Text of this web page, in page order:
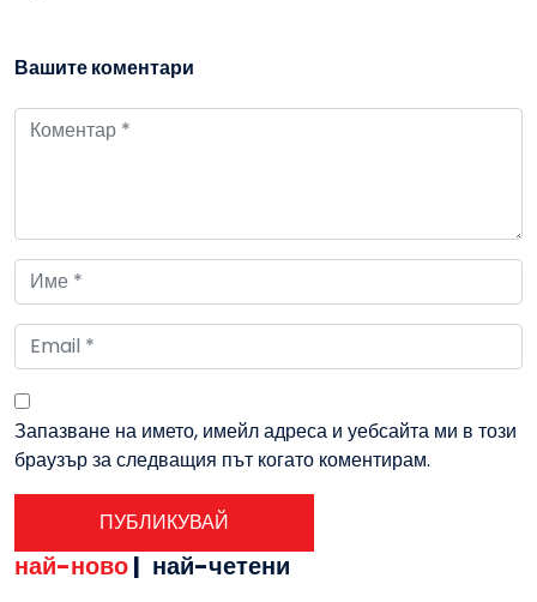
Вашите коментари
Запазване на името, имейл адреса и уебсайта ми в този
браузър за следващия път когато коментирам.
най-ново| най-четени